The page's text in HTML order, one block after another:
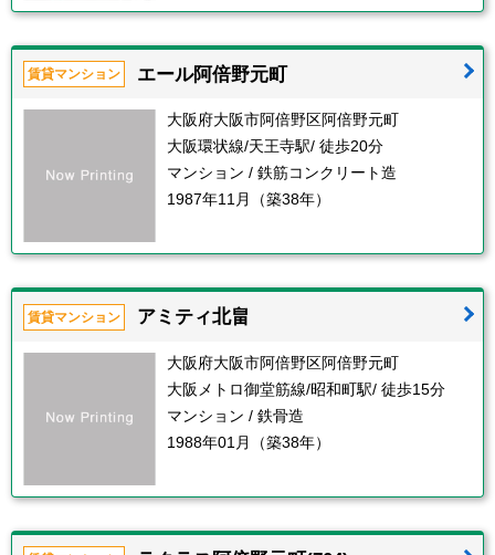
賃貸マンション エール阿倍野元町
大阪府大阪市阿倍野区阿倍野元町
大阪環状線/天王寺駅/ 徒歩20分
マンション / 鉄筋コンクリート造
1987年11月（築38年）
賃貸マンション アミティ北畠
大阪府大阪市阿倍野区阿倍野元町
大阪メトロ御堂筋線/昭和町駅/ 徒歩15分
マンション / 鉄骨造
1988年01月（築38年）